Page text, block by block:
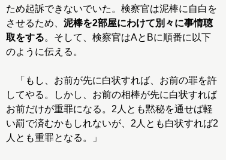
ため起訴できないでいた。検察官は泥棒に自白を
させるため、 泥棒を2部屋にわけて別々に事情聴
取をする。そして、検察官はAとBに順番に以下
のように伝える。
「もし、お前が先に白状すれば、お前の罪を許
してやる。しかし、お前の相棒が先に白状すれば
お前だけが重罪になる。2人とも黙秘を通せば軽
い罰で済むかもしれないが、2人とも白状すれば2
人とも重罪となる。」